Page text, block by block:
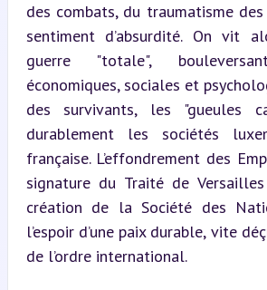
des combats, du traumatisme
sentiment d’absurdité. On vit
guerre "totale",
économiques, sociales et
des survivants, les "gueules
durablement les sociétés
française. L’effondrement des
signature du Traité de
création de la Société des
l’espoir d’une paix durable, vite
de l’ordre international.